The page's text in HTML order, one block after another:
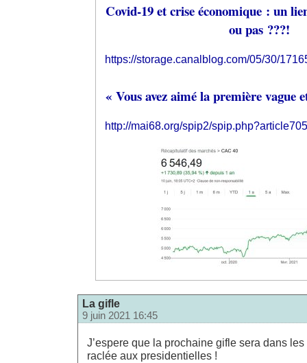
Covid-19 et crise économique : un
ou pas ???!
https://storage.canalblog.com/05/30/
« Vous avez aimé la première
http://mai68.org/spip2/
La gifle
9 juin 2021 16:45
J’espere que la prochaine gifle sera dans
raclée aux presidentielles !